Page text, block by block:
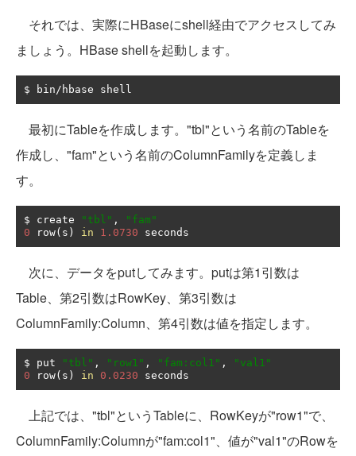
それでは、実際にHBaseにshell経由でアクセスしてみ
ましょう。HBase shellを起動します。
$ bin/ hbase shell
最初にTableを作成します。"tbl"という名前のTableを
作成し、"fam"という名前のColumnFamilyを定義しま
す。
$ create "tbl" ,
"fam"
0 row( s ) in 1.0730 seconds
次に、データをputしてみます。putは第1引数は
Table、第2引数はRowKey、第3引数は
ColumnFamily:Column、第4引数は値を指定します。
$ put "tbl" , "row1" , "fam:col1" ,
"val1"
0 row( s ) in 0.0230 seconds
上記では、"tbl"というTableに、RowKeyが"row1"で、
ColumnFamily:Columnが"fam:col1"、値が"val1"のRowを